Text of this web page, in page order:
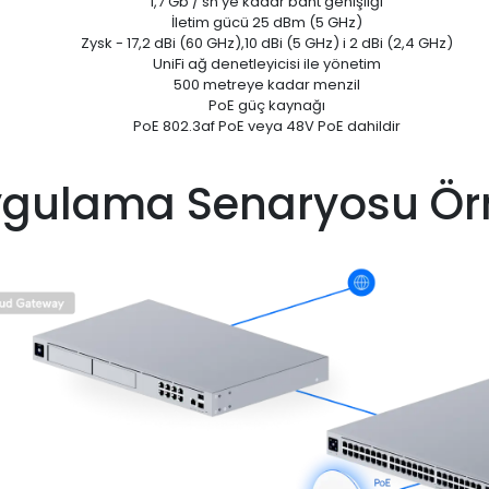
İletim gücü 25 dBm (5 GHz)
Zysk - 17,2 dBi (60 GHz),10 dBi (5 GHz) i 2 dBi (2,4 GHz)
UniFi ağ denetleyicisi ile yönetim
500 metreye kadar menzil
PoE güç kaynağı
PoE 802.3af PoE veya 48V PoE dahildir
Senaryosu